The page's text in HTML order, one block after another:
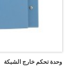
وحدة تحكم خارج الشبكة